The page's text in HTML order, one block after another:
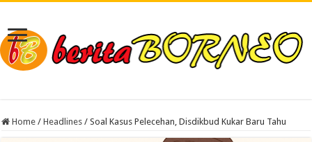
Home / Headlines / Soal Kasus Pelecehan, Disdikbud Kukar Baru Tahu